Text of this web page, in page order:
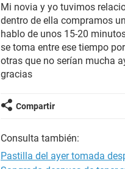
Mi novia y yo tuvimos
dentro de ella compramos
hablo de unos 15-20
se toma entre ese tiempo
otras que no serían mucha
gracias
Compartir
Consulta también:
Pastilla del ayer tomada